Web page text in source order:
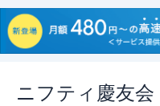
ニフティ慶友会